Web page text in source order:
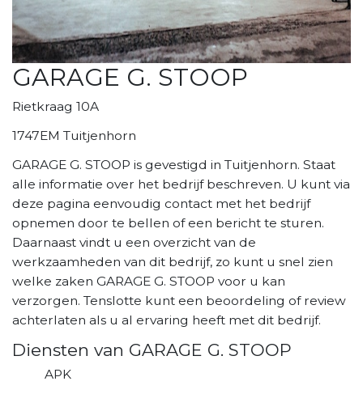
GARAGE G. STOOP
Rietkraag 10A
1747EM Tuitjenhorn
GARAGE G. STOOP is gevestigd in Tuitjenhorn. Staat
alle informatie over het bedrijf beschreven. U kunt via
deze pagina eenvoudig contact met het bedrijf
opnemen door te bellen of een bericht te sturen.
Daarnaast vindt u een overzicht van de
werkzaamheden van dit bedrijf, zo kunt u snel zien
welke zaken GARAGE G. STOOP voor u kan
verzorgen. Tenslotte kunt een beoordeling of review
achterlaten als u al ervaring heeft met dit bedrijf.
Diensten van GARAGE G. STOOP
APK